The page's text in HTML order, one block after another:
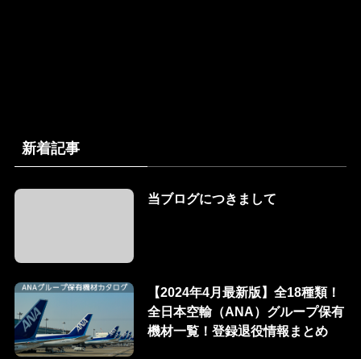
新着記事
当ブログにつきまして
【2024年4月最新版】全18種類！
全日本空輸（ANA）グループ保有
機材一覧！登録退役情報まとめ